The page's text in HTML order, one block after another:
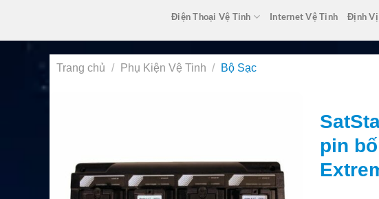
Điện Thoại Vệ Tinh Internet Vệ Tinh Định
Trang chủ / Phụ Kiện Vệ Tinh / Bộ Sạc
pin